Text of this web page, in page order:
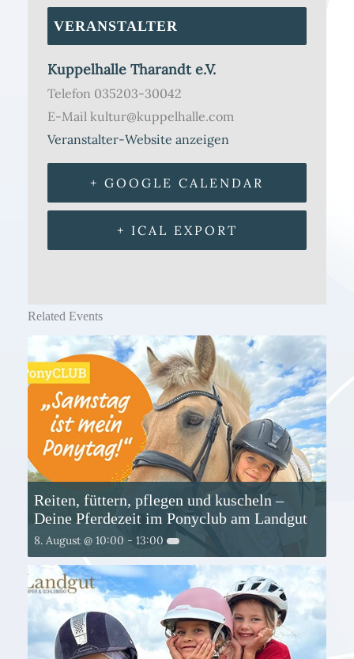
VERANSTALTER
Kuppelhalle Tharandt e.V.
Telefon 035203-30042
E-Mail kultur@kuppelhalle.com
Veranstalter-Website anzeigen
+ GOOGLE CALENDAR
+ ICAL EXPORT
Related Events
Reiten, füttern, pflegen und kuscheln –
Deine Pferdezeit im Ponyclub am Landgut
8. August @ 10:00 - 13:00